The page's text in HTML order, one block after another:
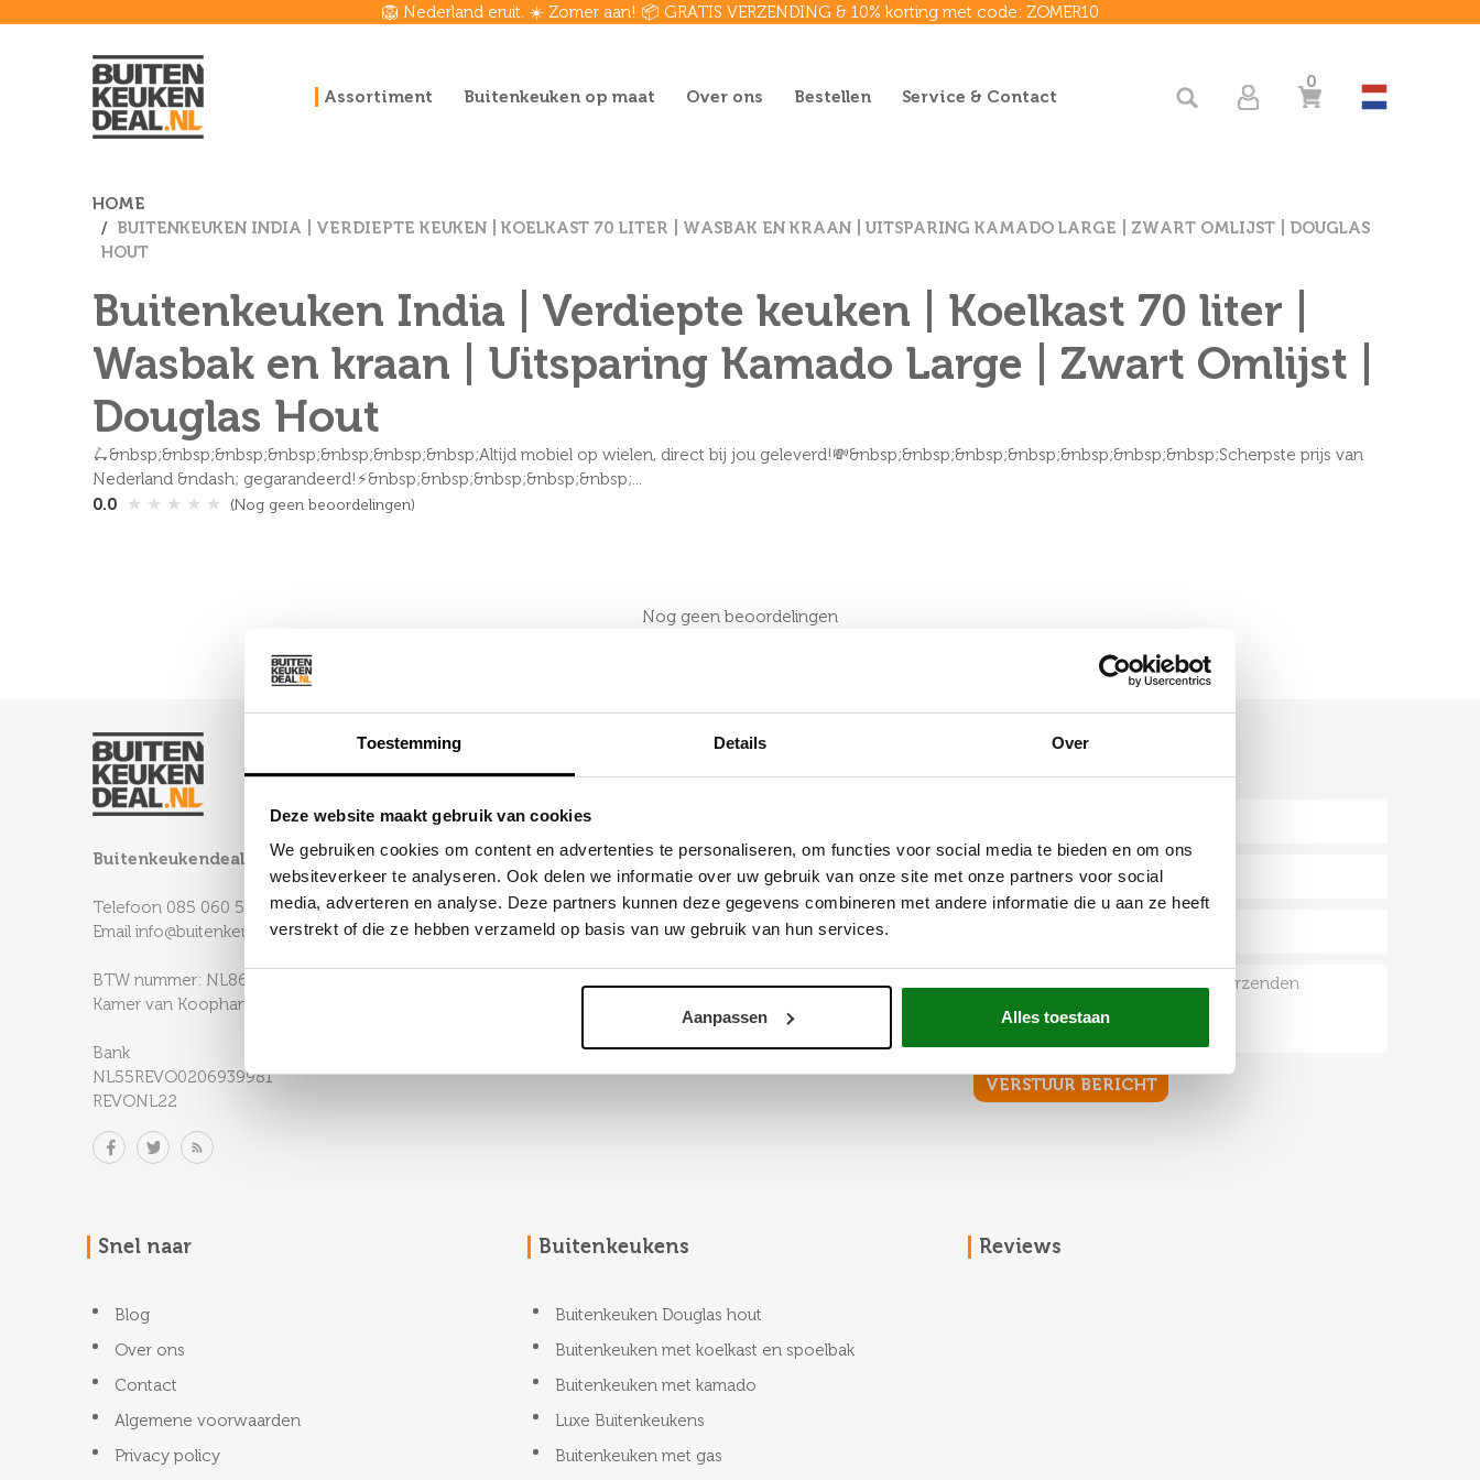
Toestemming Details Over
Deze website maakt gebruik van cookies
We gebruiken cookies om content en advertenties te personaliseren, om functies voor social media te bieden en om ons
websiteverkeer te analyseren. Ook delen we informatie over uw gebruik van onze site met onze partners voor social
media, adverteren en analyse. Deze partners kunnen deze gegevens combineren met andere informatie die u aan ze heeft
verstrekt of die ze hebben verzameld op basis van uw gebruik van hun services.
Aanpassen Alles toestaan
🦁 Nederland eruit. ☀️ Zomer aan! 📦 GRATIS VERZENDING & 10% korting met code: ZOMER10
Assortiment Buitenkeuken op maat Over ons Bestellen Service & Contact
0
HOME
BUITENKEUKEN INDIA | VERDIEPTE KEUKEN | KOELKAST 70 LITER | WASBAK EN KRAAN | UITSPARING KAMADO LARGE | ZWART OMLIJST | DOUGLAS
HOUT
Buitenkeuken India | Verdiepte keuken | Koelkast 70 liter |
Wasbak en kraan | Uitsparing Kamado Large | Zwart Omlijst |
Douglas Hout
🛴&nbsp;&nbsp;&nbsp;&nbsp;&nbsp;&nbsp;&nbsp;Altijd mobiel op wielen, direct bij jou geleverd!💸&nbsp;&nbsp;&nbsp;&nbsp;&nbsp;&nbsp;&nbsp;Scherpste prijs van
Nederland &ndash; gegarandeerd!⚡&nbsp;&nbsp;&nbsp;&nbsp;&nbsp;...
0.0
★ ★ ★ ★ ★ (Nog geen beoordelingen)
Nog geen beoordelingen
Buitenkeukendeal B.V.
Telefoon 085 060 52 85
Email info@buitenkeukendeal.nl
BTW nummer: NL864772245B01
Kamer van Koophandel: 88770338
Bank
NL55REVO0206939981
REVONL22
Locaties
Productie
Slachthuiskade 36
7602CV Almelo
STUUR ONS JE VRAAG
Snel naar
Blog
Over ons
Contact
Algemene voorwaarden
Privacy policy
Buitenkeukens
Buitenkeuken Douglas hout
Buitenkeuken met koelkast en spoelbak
Buitenkeuken met kamado
Luxe Buitenkeukens
Buitenkeuken met gas
Reviews